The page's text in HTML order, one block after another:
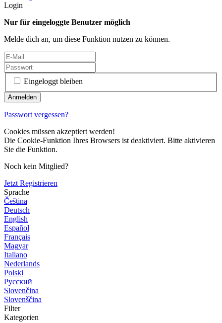
Login
Nur für eingeloggte Benutzer möglich
Melde dich an, um diese Funktion nutzen zu können.
Eingeloggt bleiben
Passwort vergessen?
Cookies müssen akzeptiert werden!
Die Cookie-Funktion Ihres Browsers ist deaktiviert. Bitte aktivieren
Sie die Funktion.
Noch kein Mitglied?
Jetzt Registrieren
Sprache
Čeština
Deutsch
English
Español
Français
Magyar
Italiano
Nederlands
Polski
Русский
Slovenčina
Slovenščina
Filter
Kategorien